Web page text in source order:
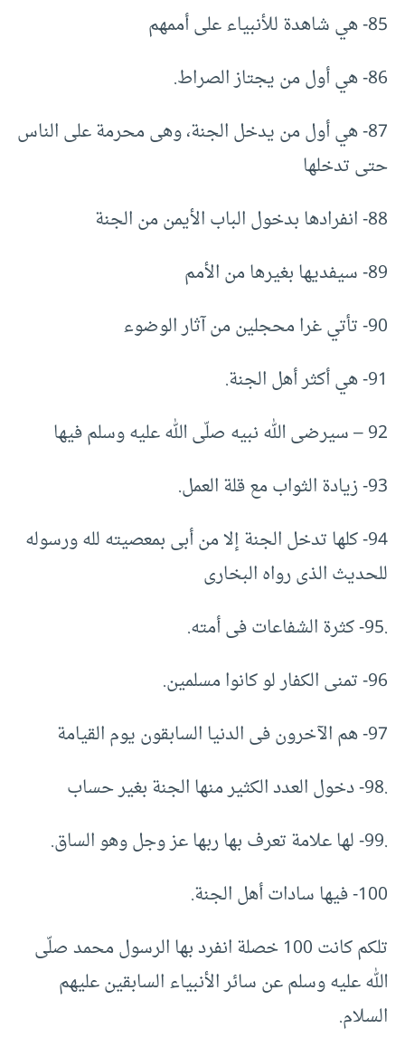
85- هي شاهدة للأنبياء على أممهم
86- هي أول من يجتاز الصراط.
87- هي أول من يدخل الجنة، وهى محرمة على الناس
حتى تدخلها
88- انفرادها بدخول الباب الأيمن من الجنة
89- سيفديها بغيرها من الأمم
90- تأتي غرا محجلين من آثار الوضوء
91- هي أكثر أهل الجنة.
92 – سيرضى الله نبيه صلّى الله عليه وسلم فيها
93- زيادة الثواب مع قلة العمل.
94- كلها تدخل الجنة إلا من أبى بمعصيته لله ورسوله
للحديث الذى رواه البخارى
.95- كثرة الشفاعات فى أمته.
96- تمنى الكفار لو كانوا مسلمين.
97- هم الآخرون فى الدنيا السابقون يوم القيامة
.98- دخول العدد الكثير منها الجنة بغير حساب
.99- لها علامة تعرف بها ربها عز وجل وهو الساق.
100- فيها سادات أهل الجنة.
تلكم كانت 100 خصلة انفرد بها الرسول محمد صلّى
الله عليه وسلم عن سائر الأنبياء السابقين عليهم
السلام.